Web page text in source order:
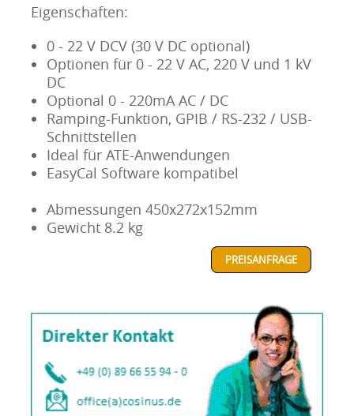
Eigenschaften:
0 - 22 V DCV (30 V DC optional)
Optionen für 0 - 22 V AC, 220 V und 1 kV
DC
Optional 0 - 220mA AC / DC
Ramping-Funktion, GPIB / RS-232 / USB-
Schnittstellen
Ideal für ATE-Anwendungen
EasyCal Software kompatibel
Abmessungen 450x272x152mm
Gewicht 8.2 kg
PREISANFRAGE